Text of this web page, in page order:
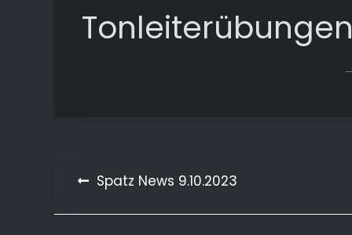
Beitragsnavigation
Spatz News 9.10.2023